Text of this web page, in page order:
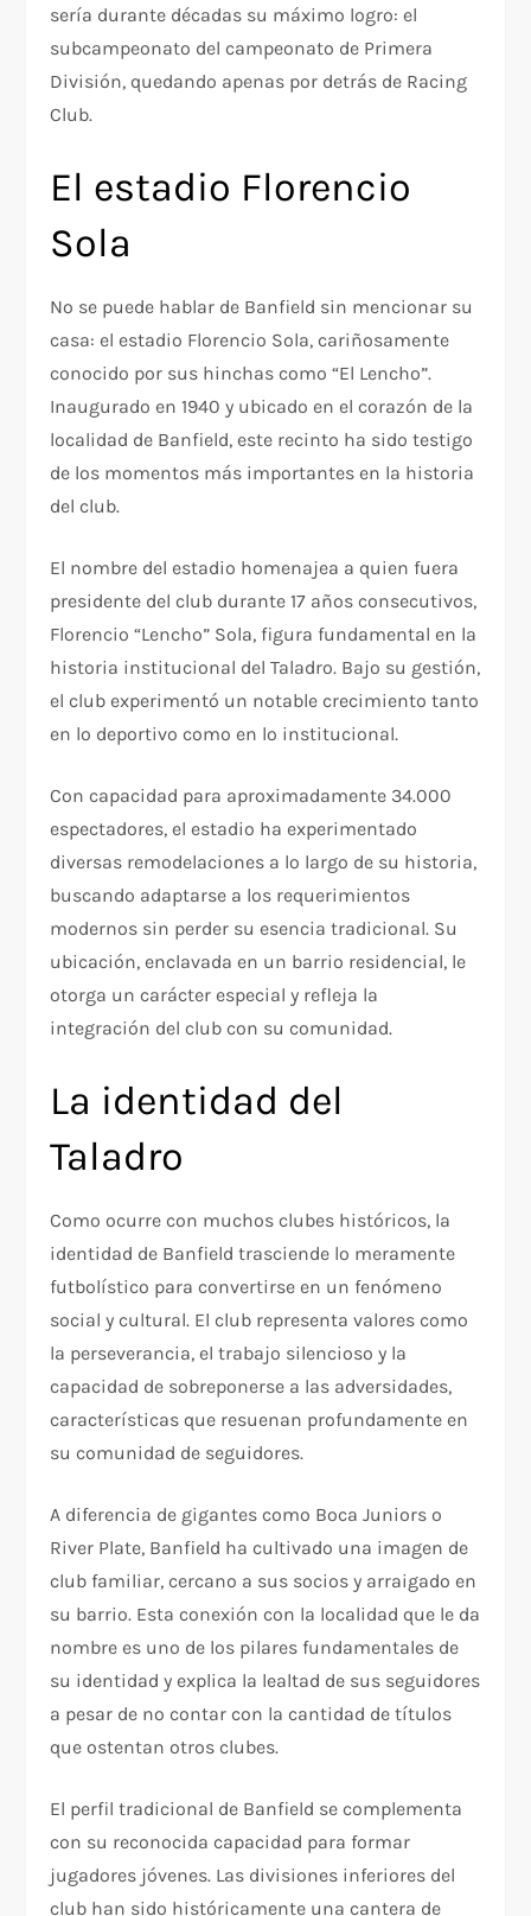
sería durante décadas su máximo logro: el
subcampeonato del campeonato de Primera
División, quedando apenas por detrás de Racing
Club.
El estadio Florencio
Sola
No se puede hablar de Banfield sin mencionar su
casa: el estadio Florencio Sola, cariñosamente
conocido por sus hinchas como “El Lencho”.
Inaugurado en 1940 y ubicado en el corazón de la
localidad de Banfield, este recinto ha sido testigo
de los momentos más importantes en la historia
del club.
El nombre del estadio homenajea a quien fuera
presidente del club durante 17 años consecutivos,
Florencio “Lencho” Sola, figura fundamental en la
historia institucional del Taladro. Bajo su gestión,
el club experimentó un notable crecimiento tanto
en lo deportivo como en lo institucional.
Con capacidad para aproximadamente 34.000
espectadores, el estadio ha experimentado
diversas remodelaciones a lo largo de su historia,
buscando adaptarse a los requerimientos
modernos sin perder su esencia tradicional. Su
ubicación, enclavada en un barrio residencial, le
otorga un carácter especial y refleja la
integración del club con su comunidad.
La identidad del
Taladro
Como ocurre con muchos clubes históricos, la
identidad de Banfield trasciende lo meramente
futbolístico para convertirse en un fenómeno
social y cultural. El club representa valores como
la perseverancia, el trabajo silencioso y la
capacidad de sobreponerse a las adversidades,
características que resuenan profundamente en
su comunidad de seguidores.
A diferencia de gigantes como Boca Juniors o
River Plate, Banfield ha cultivado una imagen de
club familiar, cercano a sus socios y arraigado en
su barrio. Esta conexión con la localidad que le da
nombre es uno de los pilares fundamentales de
su identidad y explica la lealtad de sus seguidores
a pesar de no contar con la cantidad de títulos
que ostentan otros clubes.
El perfil tradicional de Banfield se complementa
con su reconocida capacidad para formar
jugadores jóvenes. Las divisiones inferiores del
club han sido históricamente una cantera de